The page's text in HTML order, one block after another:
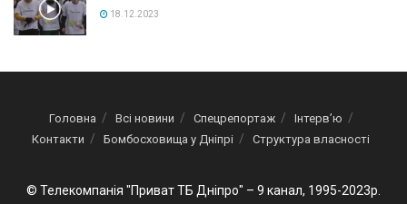
18.12.2023
Головна Всі новини Спецрепортаж
Інтерв’ю
Контакти
Бомбосховища у Дніпрі Структура власності
© Телекомпанія "Приват ТБ Дніпро" – 9 канал, 1995-2023р.